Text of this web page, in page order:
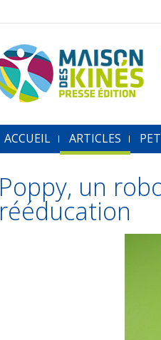
ACCUEIL ARTICLES
Poppy, un
rééducation